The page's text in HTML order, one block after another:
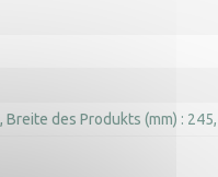
Breite des Produkts (mm) : 245